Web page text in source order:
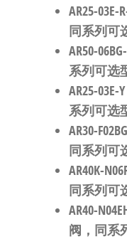
AR25-03E-
同系列可
AR50-
系列可选
AR25-03E-Y
系列可选
AR30-
同系列可
AR40K-
同系列可
AR40-
阀，同系